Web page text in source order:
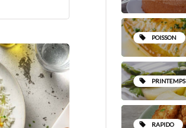
POISSON
PRINTEMPS
RAPIDO